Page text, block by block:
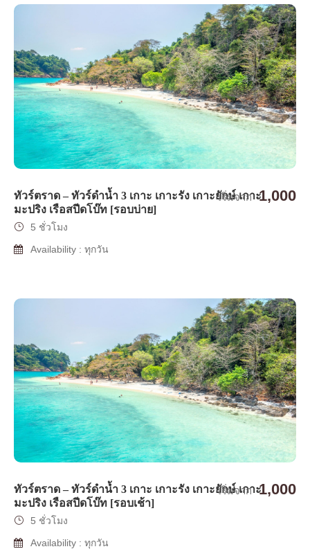
ทัวร์ตราด – ทัวร์ดำน้ำ 3 เกาะ เกาะรัง เกาะยักษ์ เกาะ
มะปริง เรือสปีดโบ๊ท [รอบบ่าย]
เริ่มจาก 1,000
5 ชั่วโมง
Availability : ทุกวัน
ทัวร์ตราด – ทัวร์ดำน้ำ 3 เกาะ เกาะรัง เกาะยักษ์ เกาะ
มะปริง เรือสปีดโบ๊ท [รอบเช้า]
เริ่มจาก 1,000
5 ชั่วโมง
Availability : ทุกวัน